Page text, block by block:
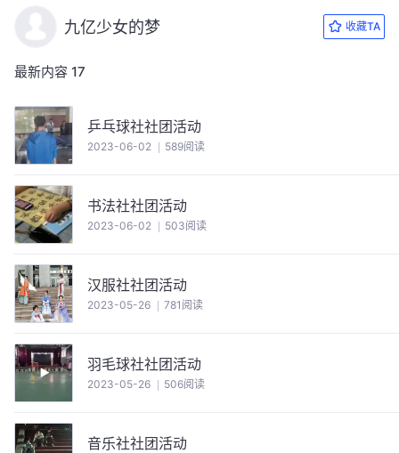
九亿少女的梦 收藏TA
最新内容 17
乒乓球社社团活动
2023-06-02 589阅读
书法社社团活动
2023-06-02 503阅读
汉服社社团活动
2023-05-26 781阅读
羽毛球社社团活动
2023-05-26 506阅读
音乐社社团活动